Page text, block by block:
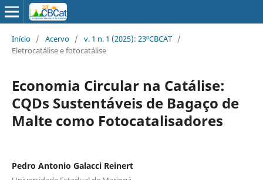
Início / Acervo / v. 1 n. 1 (2025): 23ºCBCAT /
Eletrocatálise e fotocatálise
Economia Circular na Catálise:
CQDs Sustentáveis de Bagaço de
Malte como Fotocatalisadores
Pedro Antonio Galacci Reinert